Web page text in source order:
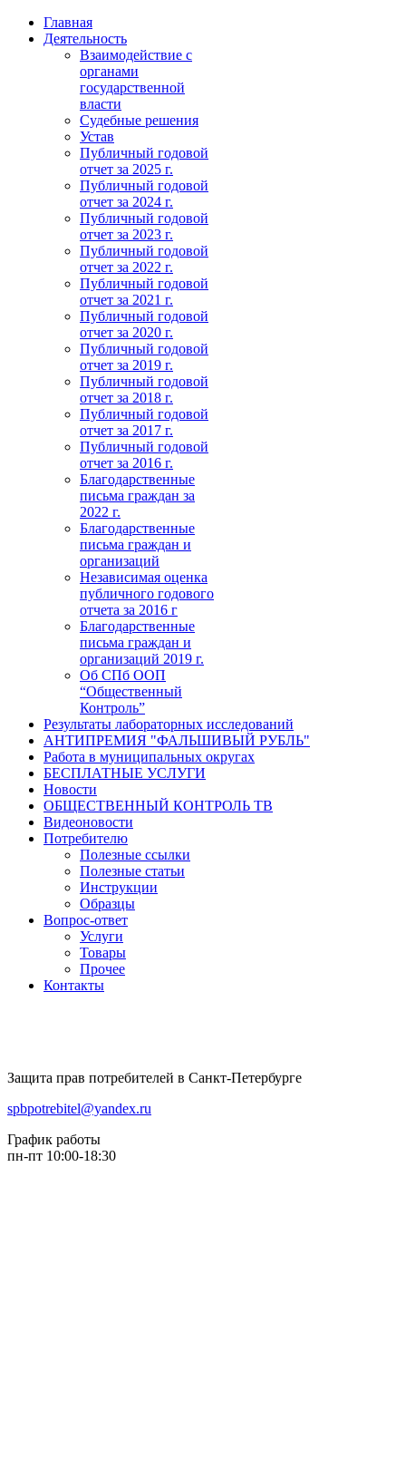
Главная
Деятельность
Взаимодействие с
органами
государственной
власти
Судебные решения
Устав
Публичный годовой
отчет за 2025 г.
Публичный годовой
отчет за 2024 г.
Публичный годовой
отчет за 2023 г.
Публичный годовой
отчет за 2022 г.
Публичный годовой
отчет за 2021 г.
Публичный годовой
отчет за 2020 г.
Публичный годовой
отчет за 2019 г.
Публичный годовой
отчет за 2018 г.
Публичный годовой
отчет за 2017 г.
Публичный годовой
отчет за 2016 г.
Благодарственные
письма граждан за
2022 г.
Благодарственные
письма граждан и
организаций
Независимая оценка
публичного годового
отчета за 2016 г
Благодарственные
письма граждан и
организаций 2019 г.
Об СПб ООП
“Общественный
Контроль”
Результаты лабораторных исследований
АНТИПРЕМИЯ "ФАЛЬШИВЫЙ РУБЛЬ"
Работа в муниципальных округах
БЕСПЛАТНЫЕ УСЛУГИ
Новости
ОБЩЕСТВЕННЫЙ КОНТРОЛЬ ТВ
Видеоновости
Потребителю
Полезные ссылки
Полезные статьи
Инструкции
Образцы
Вопрос-ответ
Услуги
Товары
Прочее
Контакты
Защита прав потребителей в Санкт-Петербурге
spbpotrebitel@yandex.ru
График работы
пн-пт 10:00-18:30